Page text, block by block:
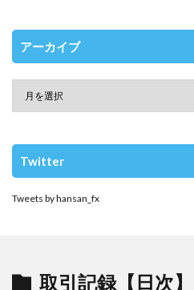
アーカイブ
Twitter
Tweets by hansan_fx
取引記録【日次】